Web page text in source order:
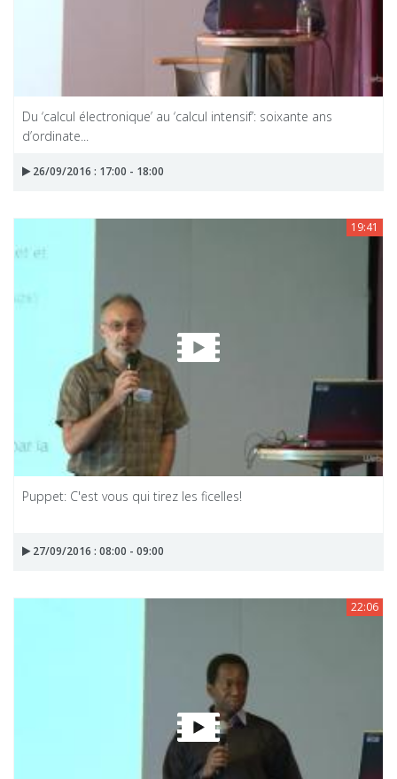
Du ‘calcul électronique’ au ‘calcul intensif’: soixante ans
d’ordinate...
26/09/2016 : 17:00 - 18:00
19:41
Puppet: C'est vous qui tirez les ficelles!
27/09/2016 : 08:00 - 09:00
22:06